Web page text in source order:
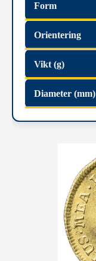
Form
Orientering
Vikt (g)
Diameter (mm)